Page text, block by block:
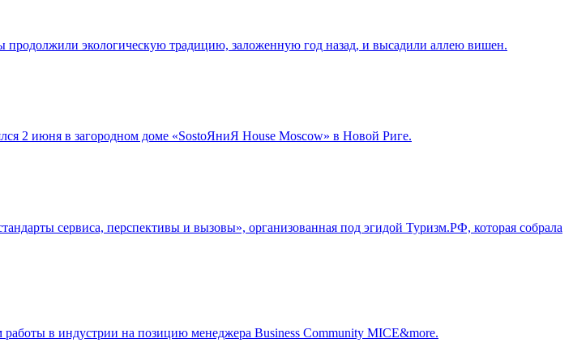
экологическую традицию, заложенную год назад, и высадили аллею вишен.
2 июня в загородном доме «SostoЯниЯ House Moscow» в Новой Риге.
сервиса, перспективы и вызовы», организованная под эгидой Туризм.РФ, которая собрала
в индустрии на позицию менеджера Business Community MICE&more.